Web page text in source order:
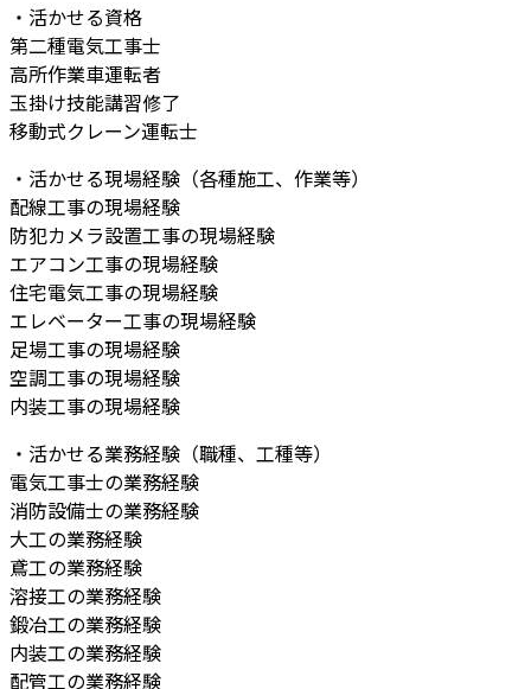
・活かせる資格
第二種電気工事士
高所作業車運転者
玉掛け技能講習修了
移動式クレーン運転士
・活かせる現場経験（各種施工、作業等）
配線工事の現場経験
防犯カメラ設置工事の現場経験
エアコン工事の現場経験
住宅電気工事の現場経験
エレベーター工事の現場経験
足場工事の現場経験
空調工事の現場経験
内装工事の現場経験
・活かせる業務経験（職種、工種等）
電気工事士の業務経験
消防設備士の業務経験
大工の業務経験
鳶工の業務経験
溶接工の業務経験
鍛冶工の業務経験
内装工の業務経験
配管工の業務経験